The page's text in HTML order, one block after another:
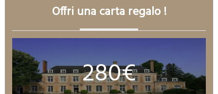
Offri una carta regalo !
280€